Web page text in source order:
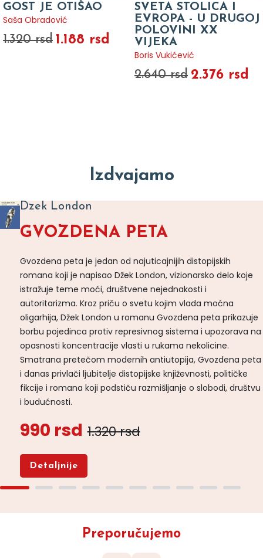
GOST JE OTIŠAO
Saša Obradović
1.320 rsd 1.188 rsd
SVETA STOLICA I
EVROPA - U DRUGOJ
POLOVINI XX
VIJEKA
Boris Vukićević
2.640 rsd 2.376 rsd
Izdvajamo
Dzek London
GVOZDENA PETA
Gvozdena peta je jedan od najuticajnijih distopijskih
romana koji je napisao Džek London, vizionarsko delo koje
istražuje teme moći, društvene nejednakosti i
autoritarizma. Kroz priču o svetu kojim vlada moćna
oligarhija, Džek London u romanu Gvozdena peta prikazuje
borbu pojedinca protiv represivnog sistema i upozorava na
opasnosti koncentracije vlasti u rukama nekolicine.
Smatrana pretečom modernih antiutopija, Gvozdena peta
i danas privlači ljubitelje distopijske književnosti, političke
fikcije i romana koji podstiču razmišljanje o slobodi, društvu
i budućnosti.
990 rsd 1.320 rsd
Detaljnije
Preporučujemo